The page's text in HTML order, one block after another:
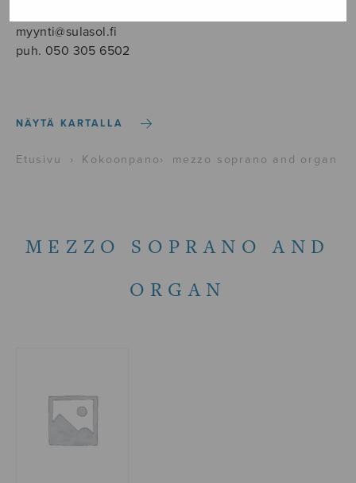
myynti@sulasol.fi
puh. 050 305 6502
NÄYTÄ KARTALLA
Etusivu › Kokoonpano› mezzo soprano and organ
MEZZO SOPRANO AND
ORGAN